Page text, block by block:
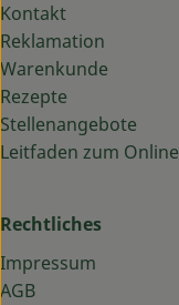
Kontakt
Reklamation
Warenkunde
Rezepte
Stellenangebote
Leitfaden zum
Rechtliches
Impressum
AGB